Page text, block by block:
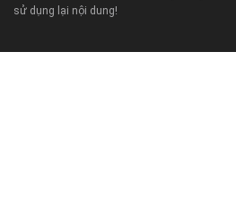
sử dụng lại nội dung!